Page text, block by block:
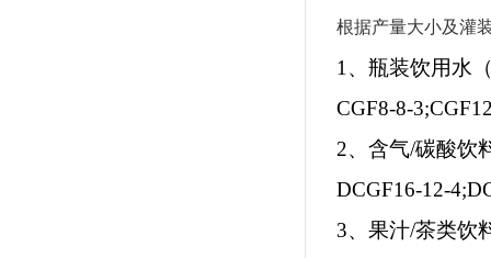
根据产量大小及灌
1、瓶装饮用水
CGF8-8-
2、含气/碳酸饮
DCGF16-12-
3、果汁/茶类饮